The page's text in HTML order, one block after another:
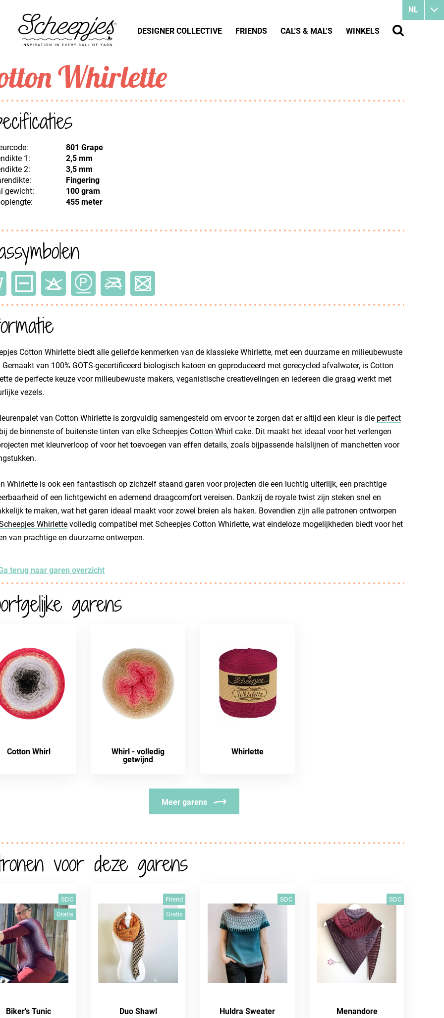
Whirlette
801 Grape
1:
2,5 mm
2:
3,5 mm
Fingering
gewicht:
100 gram
455 meter
Cotton Whirlette biedt alle geliefde kenmerken van de klassieke Whirlette, met een duurzame en milieubewuste
van 100% GOTS-gecertificeerd biologisch katoen en geproduceerd met gerecycled afvalwater, is Cotton
de perfecte keuze voor milieubewuste makers, veganistische creatievelingen en iedereen die graag werkt met
vezels.
van Cotton Whirlette is zorgvuldig samengesteld om ervoor te zorgen dat er altijd een kleur is die perfect
de binnenste of buitenste tinten van elke Scheepjes Cotton Whirl cake. Dit maakt het ideaal voor het verlengen
met kleurverloop of voor het toevoegen van effen details, zoals bijpassende halslijnen of manchetten voor
Whirlette is ook een fantastisch op zichzelf staand garen voor projecten die een luchtig uiterlijk, een prachtige
of een lichtgewicht en ademend draagcomfort vereisen. Dankzij de royale twist zijn steken snel en
te maken, wat het garen ideaal maakt voor zowel breien als haken. Bovendien zijn alle patronen ontworpen
Whirlettevolledig compatibel met Scheepjes Cotton Whirlette, wat eindeloze mogelijkheden biedt voor het
van prachtige en duurzame ontwerpen.
terug naar garen overzicht
garens
Cotton Whirl
Whirl - volledig
getwijnd
Whirlette
Meer garens
voor deze garens
SDC
Gratis
Biker's Tunic
Friend
Gratis
Duo Shawl
SDC
Huldra Sweater
SDC
Menandore
NL
DESIGNER COLLECTIVE FRIENDS CAL'S & MAL'S WINKELS